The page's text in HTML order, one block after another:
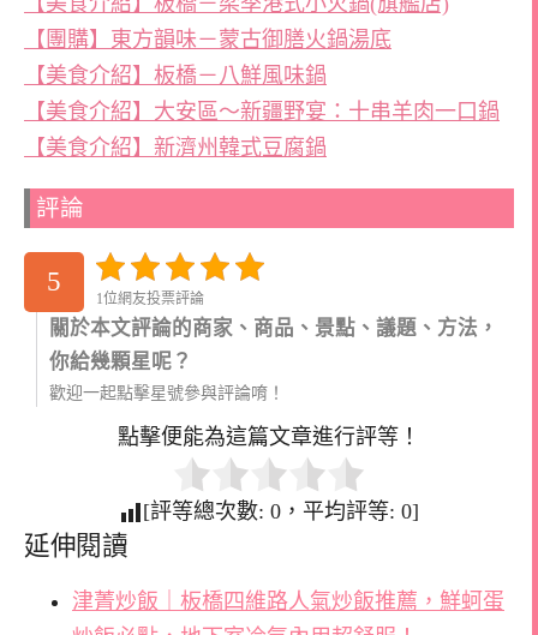
【團購】東方韻味－蒙古御膳火鍋湯底
【美食介紹】板橋－八鮮風味鍋
【美食介紹】大安區～新疆野宴：十串羊肉一口鍋
【美食介紹】新濟州韓式豆腐鍋
評論
5
1位網友投票評論
關於本文評論的商家、商品、景點、議題、方法，
你給幾顆星呢？
歡迎一起點擊星號參與評論唷！
點擊便能為這篇文章進行評等！
[評等總次數: 0 ，平均評等: 0]
延伸閱讀
津菁炒飯｜板橋四維路人氣炒飯推薦，鮮蚵蛋